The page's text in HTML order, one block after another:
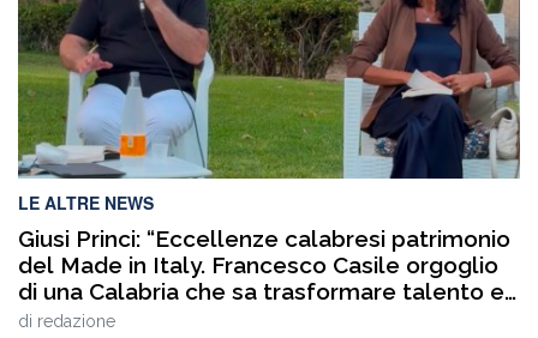
LE ALTRE NEWS
Giusi Princi: “Eccellenze calabresi patrimonio
del Made in Italy. Francesco Casile orgoglio
di una Calabria che sa trasformare talento e
competenze in valore”
di redazione